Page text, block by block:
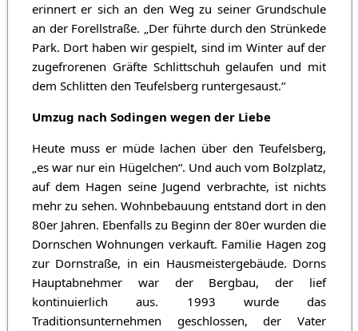
erinnert er sich an den Weg zu seiner Grundschule
an der Forellstraße. „Der führte durch den Strünkede
Park. Dort haben wir gespielt, sind im Winter auf der
zugefrorenen Gräfte Schlittschuh gelaufen und mit
dem Schlitten den Teufelsberg runtergesaust.“
Umzug nach Sodingen wegen der Liebe
Heute muss er müde lachen über den Teufelsberg,
„es war nur ein Hügelchen“. Und auch vom Bolzplatz,
auf dem Hagen seine Jugend verbrachte, ist nichts
mehr zu sehen. Wohnbebauung entstand dort in den
80er Jahren. Ebenfalls zu Beginn der 80er wurden die
Dornschen Wohnungen verkauft. Familie Hagen zog
zur Dornstraße, in ein Hausmeistergebäude. Dorns
Hauptabnehmer war der Bergbau, der lief
kontinuierlich aus. 1993 wurde das
Traditionsunternehmen geschlossen, der Vater